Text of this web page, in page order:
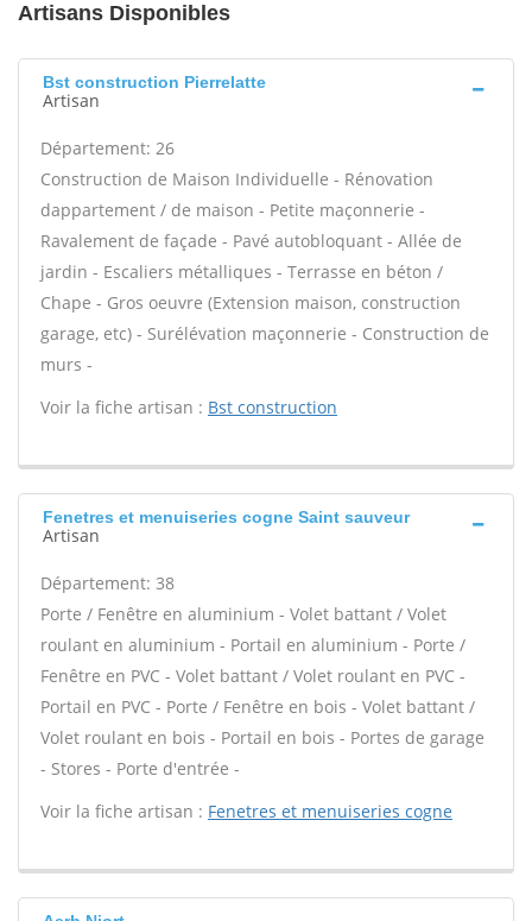
Artisans Disponibles
Bst construction Pierrelatte
Artisan
Département: 26
Construction de Maison Individuelle - Rénovation
dappartement / de maison - Petite maçonnerie -
Ravalement de façade - Pavé autobloquant - Allée de
jardin - Escaliers métalliques - Terrasse en béton /
Chape - Gros oeuvre (Extension maison, construction
garage, etc) - Surélévation maçonnerie - Construction de
murs -
Voir la fiche artisan : Bst construction
Fenetres et menuiseries cogne Saint sauveur
Artisan
Département: 38
Porte / Fenêtre en aluminium - Volet battant / Volet
roulant en aluminium - Portail en aluminium - Porte /
Fenêtre en PVC - Volet battant / Volet roulant en PVC -
Portail en PVC - Porte / Fenêtre en bois - Volet battant /
Volet roulant en bois - Portail en bois - Portes de garage
- Stores - Porte d'entrée -
Voir la fiche artisan : Fenetres et menuiseries cogne